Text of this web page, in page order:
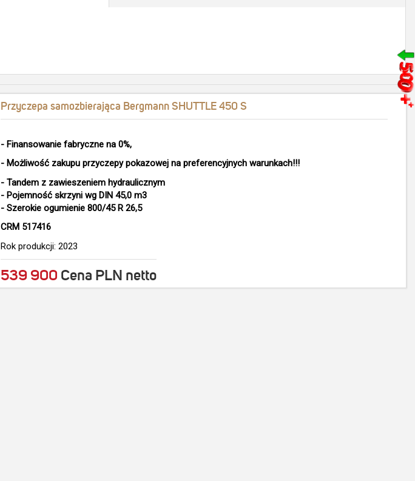
Przyczepa samozbierająca Bergmann SHUTTLE 450 S
- Finansowanie fabryczne na 0%,
- Możliwość zakupu przyczepy pokazowej na preferencyjnych warunkach!!!
- Tandem z zawieszeniem hydraulicznym
- Pojemność skrzyni wg DIN 45,0 m3
- Szerokie ogumienie 800/45 R 26,5
CRM 517416
Rok produkcji: 2023
539 900 Cena PLN netto